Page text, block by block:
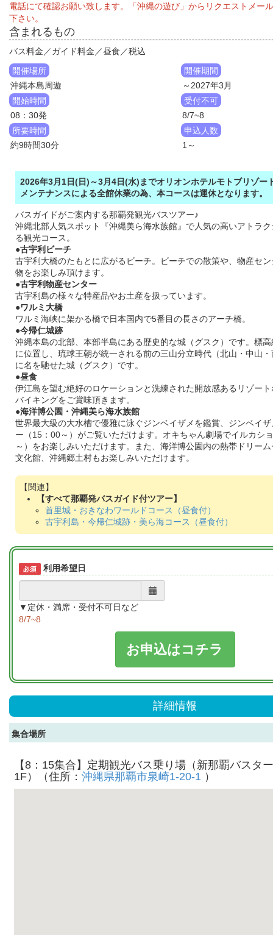
電話にて確認お願い致します。「沖縄の遊び」からリクエストメー
下さい。
含まれるもの
バス料金／ガイド料金／昼食／税込
開催場所
沖縄本島周遊
開始時間
08：30発
所要時間
約9時間30分
開催期間
～2027年3月
受付不可
8/7~8
申込人数
1～
2026年3月1日(日)～3月4日(水)までオリオンホテルモトブリゾー
メンテナンスによる全館休業の為、本コースは運休となります。
バスガイドがご案内する那覇発観光バスツアー♪
沖縄北部人気スポット『沖縄美ら海水族館』で人気の高いアトラ
る観光コース。
●古宇利ビーチ
古宇利大橋のたもとに広がるビーチ。ビーチでの散策や、物産セ
物をお楽しみ頂けます。
●古宇利物産センター
古宇利島の様々な特産品やお土産を扱っています。
●ワルミ大橋
ワルミ海峡に架かる橋で日本国内で5番目の長さのアーチ橋。
●今帰仁城跡
沖縄本島の北部、本部半島にある歴史的な城（グスク）です。標
に位置し、琉球王朝が統一される前の三山分立時代（北山・中山
に名を馳せた城（グスク）です。
●昼食
伊江島を望む絶好のロケーションと洗練された開放感あるリゾー
バイキングをご賞味頂きます。
●海洋博公園・沖縄美ら海水族館
世界最大級の大水槽で優雅に泳ぐジンベイザメを鑑賞、ジンベイ
ー（15：00～）がご覧いただけます。オキちゃん劇場でイルカシ
～）をお楽しみいただけます。また、海洋博公園内の熱帯ドリー
文化館、沖縄郷土村もお楽しみいただけます。
【すべて那覇発バスガイド付ツアー】
首里城・おきなわワールドコース（昼食付）
古宇利島・今帰仁城跡・美ら海コース（昼食付）
利用希望日
▼定休・満席・受付不可日など
8/7~8
お申込はコチラ
詳細情報
集合場所
【8：15集合】定期観光バス乗り場（新那覇バスタ
1F）（住所： 沖縄県那覇市泉崎1-20-1 ）